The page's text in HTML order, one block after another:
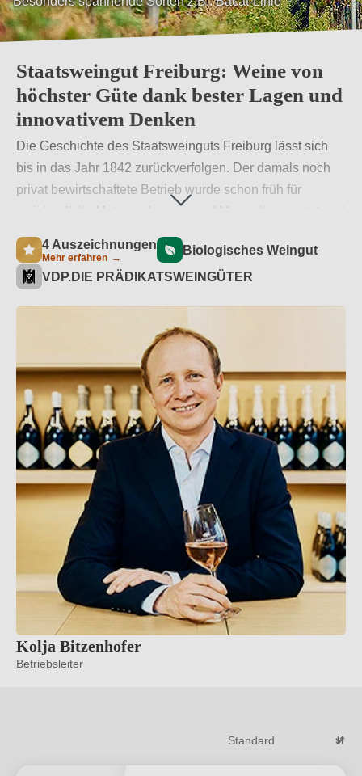
Staatsweingut Freiburg: Weine von
höchster Güte dank bester Lagen und
innovativem Denken
Die Geschichte des Staatsweinguts Freiburg lässt sich
bis in das Jahr 1842 zurückverfolgen. Der damals noch
privat bewirtschaftete Betrieb wurde schon früh für
weinbauliche Untersuchungen und Versuche genutzt und
Staatliche Weinbauinstitut angegliedert. Als Mitglied im
Verband Deutscher Prädikatsweingüter (VDP) verschreibt
(PIWI) wird der Betrieb zudem seiner ökologischen
Verantwortung gerecht und erfüllt die strengen Richtlinien
von ECOVIN. Neben Goldmedaillen beim PIWI-
Weinpreis und der AWC Vienna werden die Weine des
Staatsweinguts Freiburg mit 2 Trauben im Gault Millau
sowie 1", "5 Punkten im Feinschmecker geführt.
Weiterlesen→
4 Auszeichnungen
Mehr erfahren →
Biologisches Weingut
VDP.DIE PRÄDIKATSWEINGÜTER
Kolja Bitzenhofer
Betriebsleiter